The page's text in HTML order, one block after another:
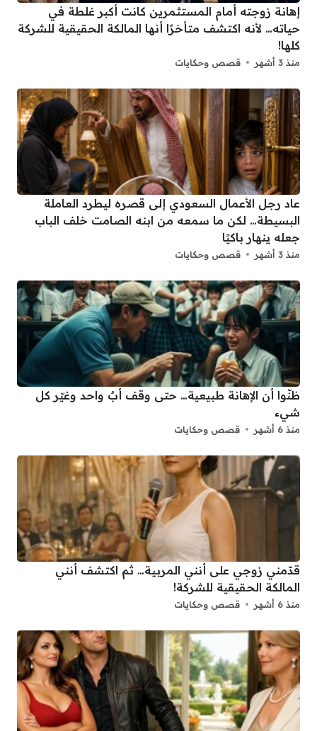
إهانة زوجته أمام المستثمرين كانت أكبر غلطة في
حياته… لأنه اكتشف متأخرًا أنها المالكة الحقيقية للشركة
كلها!
منذ 3 أشهر قصص وحكايات
عاد رجل الأعمال السعودي إلى قصره ليطرد العاملة
البسيطة… لكن ما سمعه من ابنه الصامت خلف الباب
جعله ينهار باكيًا
منذ 3 أشهر قصص وحكايات
ظنّوا أن الإهانة طبيعية… حتى وقف أبٌ واحد وغيّر كل
شيء
منذ 6 أشهر قصص وحكايات
قدّمني زوجي على أنني المربية… ثم اكتشف أنني
المالكة الحقيقية للشركة!
منذ 6 أشهر قصص وحكايات